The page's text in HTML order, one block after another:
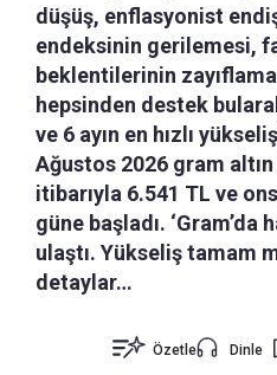
düşüş, enflasyonist
endeksinin gerilemesi,
beklentilerinin
hepsinden destek
ve 6 ayın en hızlı
Ağustos 2026 gram
itibarıyla 6.541 TL ve
güne başladı. ‘Gram’da
ulaştı. Yükseliş tamam
detaylar…
Özetle Dinle